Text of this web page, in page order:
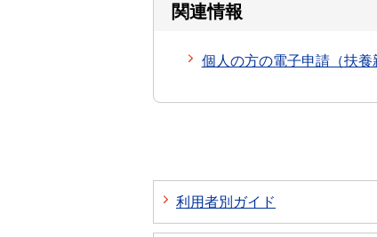
関連情報
個人の方の電子申請（扶養
利用者別ガイド